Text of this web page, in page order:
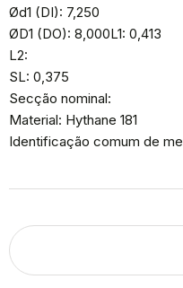
Ød1 (DI): 7,250
ØD1 (DO): 8,000L1: 0,413
L2:
SL: 0,375
Secção nominal:
Material: Hythane 181
Identificação comum de